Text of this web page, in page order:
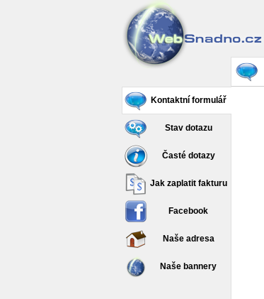
Kontaktní formulář
Stav dotazu
Časté dotazy
Jak zaplatit fakturu
Facebook
Naše adresa
Naše bannery